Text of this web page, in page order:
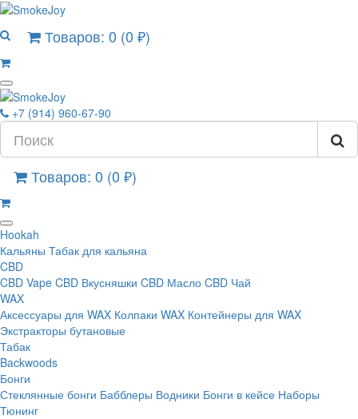
Товаров: 0 (0 ₽)
+7 (914) 960-67-90
Товаров: 0 (0 ₽)
Hookah
Кальяны Табак для кальяна
CBD
CBD Vape CBD Вкусняшки CBD Масло CBD Чай
WAX
Аксессуары для WAX Колпаки WAX Контейнеры для WAX
Экстракторы бутановые
Табак
Backwoods
Бонги
Стеклянные бонги Бабблеры Водники Бонги в кейсе Наборы
Тюнинг